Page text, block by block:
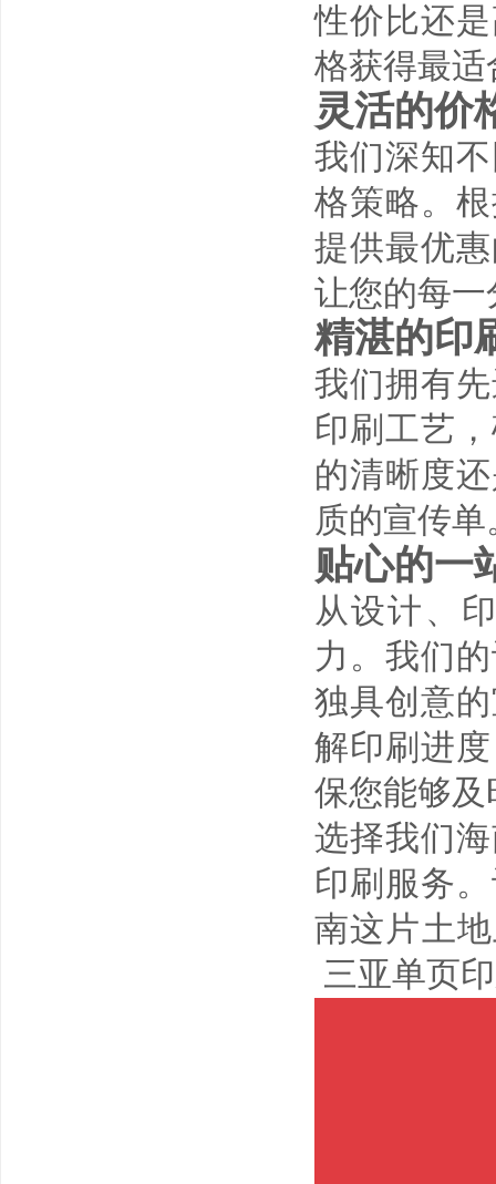
性价比还
格获得最
灵活的价
我们深知
格策略。
提供最优
让您的每
精湛的印
我们拥有
印刷工艺
的清晰度
质的宣传单
贴心的一
从设计、
力。我们
独具创意
解印刷进
保您能够
选择我们
印刷服务
南这片土
三亚单页